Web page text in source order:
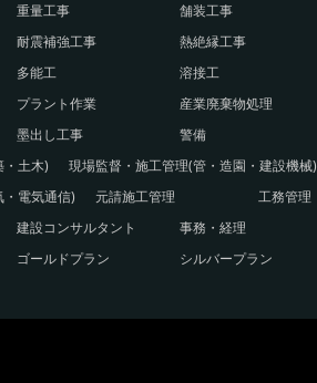
重量工事 舗装工事
耐震補強工事 熱絶縁工事
多能工 溶接工
プラント作業 産業廃棄物処理
墨出し工事 警備
土木)
現場監督・施工管理(管・造園・建設機械)
電気通信)
元請施工管理
工務管理
建設コンサルタント 事務・経理
ゴールドプラン シルバープラン